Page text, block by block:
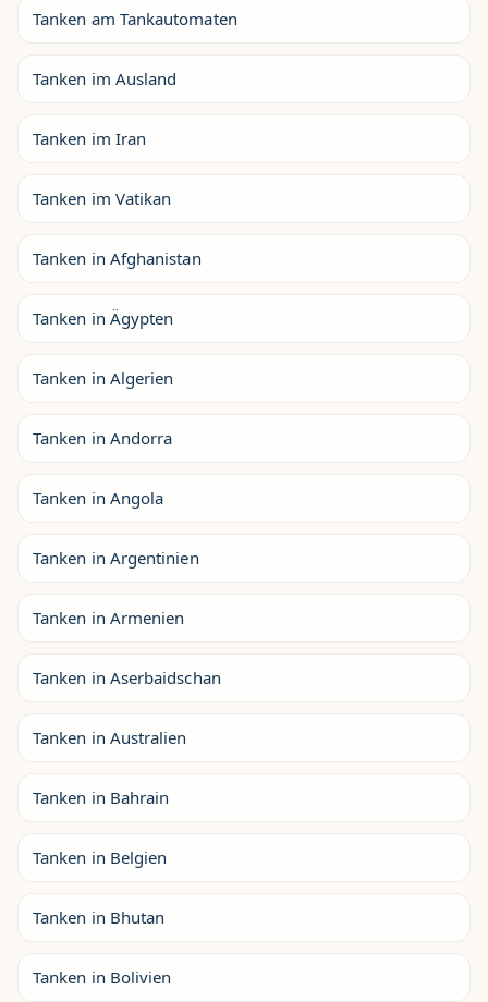
Tanken am Tankautomaten
Tanken im Ausland
Tanken im Iran
Tanken im Vatikan
Tanken in Afghanistan
Tanken in Ägypten
Tanken in Algerien
Tanken in Andorra
Tanken in Angola
Tanken in Argentinien
Tanken in Armenien
Tanken in Aserbaidschan
Tanken in Australien
Tanken in Bahrain
Tanken in Belgien
Tanken in Bhutan
Tanken in Bolivien